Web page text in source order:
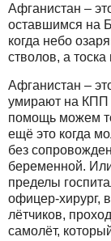
Афганистан –
оставшимся на
когда небо
стволов, а
Афганистан –
умирают на КПП
помощь можем
ещё это когда
без
беременной.
пределы
офицер-хирург,
лётчиков,
самолёт,